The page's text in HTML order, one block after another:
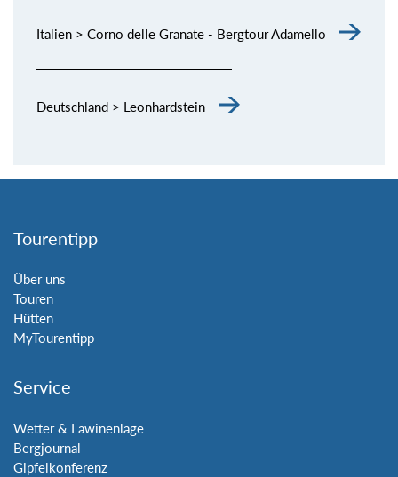
Italien > Corno delle Granate - Bergtour Adamello
Deutschland > Leonhardstein
Tourentipp
Über uns
Touren
Hütten
MyTourentipp
Service
Wetter & Lawinenlage
Bergjournal
Gipfelkonferenz